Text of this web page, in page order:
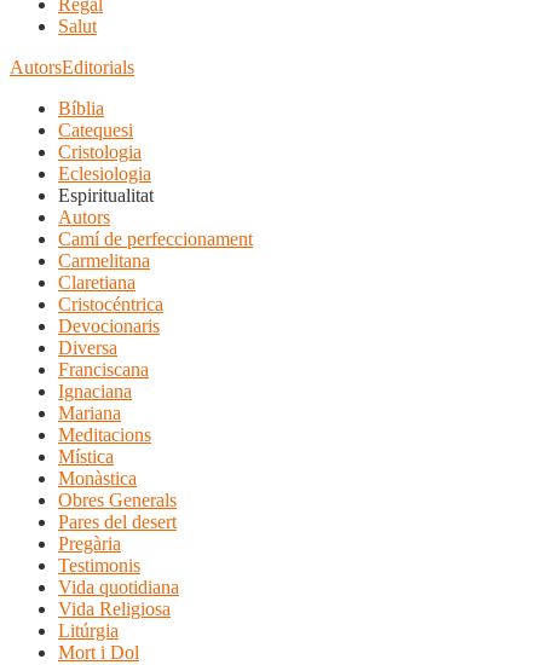
Regal
Salut
AutorsEditorials
Bíblia
Catequesi
Cristologia
Eclesiologia
Espiritualitat
Autors
Camí de perfeccionament
Carmelitana
Claretiana
Cristocéntrica
Devocionaris
Diversa
Franciscana
Ignaciana
Mariana
Meditacions
Mística
Monàstica
Obres Generals
Pares del desert
Pregària
Testimonis
Vida quotidiana
Vida Religiosa
Litúrgia
Mort i Dol